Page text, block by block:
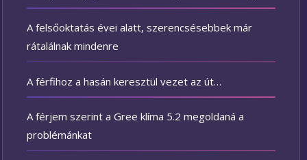
A felsőoktatás évei alatt, szerencsésebbek már
rátalálnak mindenre
A férfihoz a hasán keresztül vezet az út…
A férjem szerint a Gree klíma 5.2 megoldaná a
problémánkat